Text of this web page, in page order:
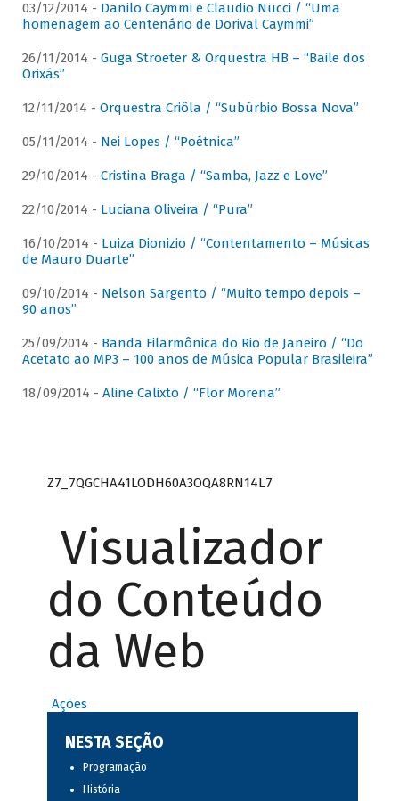
03/12/2014 - Danilo Caymmi e Claudio Nucci / “Uma
homenagem ao Centenário de Dorival Caymmi”
26/11/2014 - Guga Stroeter & Orquestra HB – “Baile dos
Orixás”
12/11/2014 - Orquestra Criôla / “Subúrbio Bossa Nova”
05/11/2014 - Nei Lopes / “Poétnica”
29/10/2014 - Cristina Braga / “Samba, Jazz e Love”
22/10/2014 - Luciana Oliveira / “Pura”
16/10/2014 - Luiza Dionizio / “Contentamento – Músicas
de Mauro Duarte”
09/10/2014 - Nelson Sargento / “Muito tempo depois –
90 anos”
25/09/2014 - Banda Filarmônica do Rio de Janeiro / “Do
Acetato ao MP3 – 100 anos de Música Popular Brasileira”
18/09/2014 - Aline Calixto / “Flor Morena”
Z7_7QGCHA41LODH60A3OQA8RN14L7
Visualizador
do Conteúdo
da Web
Ações
NESTA SEÇÃO
Programação
História